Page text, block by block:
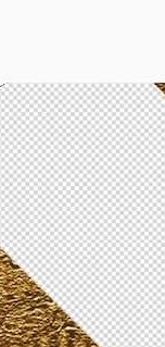
素材
ショングラフィック
テンプレート
コン
モデル
ント
最高のクリ
ットフォー
店、スタジ
います。
日本語